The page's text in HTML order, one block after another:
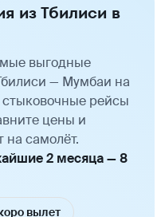
из Тбилиси в
выгодные
— Мумбаи на
рейсы
цены и
на самолёт.
2 месяца — 8
вылет